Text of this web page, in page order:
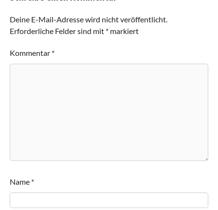
Deine E-Mail-Adresse wird nicht veröffentlicht.
Erforderliche Felder sind mit * markiert
Kommentar *
Name *